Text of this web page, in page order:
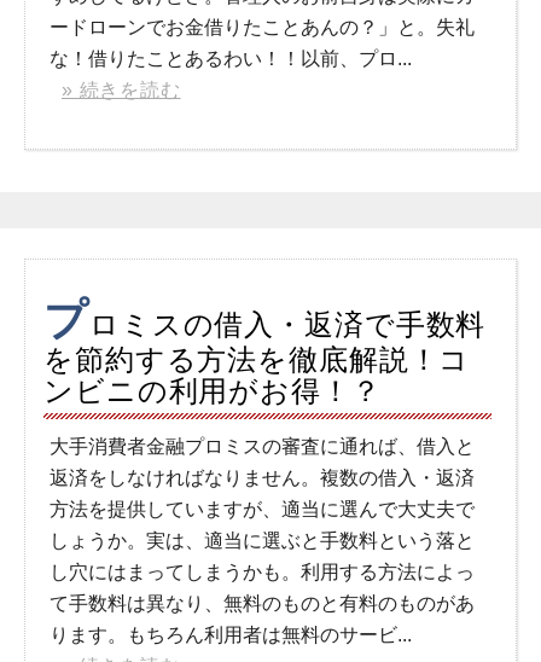
ードローンでお金借りたことあんの？」と。失礼
な！借りたことあるわい！！以前、プロ...
» 続きを読む
プロミスの借入・返済で手数料
を節約する方法を徹底解説！コ
ンビニの利用がお得！？
大手消費者金融プロミスの審査に通れば、借入と
返済をしなければなりません。複数の借入・返済
方法を提供していますが、適当に選んで大丈夫で
しょうか。実は、適当に選ぶと手数料という落と
し穴にはまってしまうかも。利用する方法によっ
て手数料は異なり、無料のものと有料のものがあ
ります。もちろん利用者は無料のサービ...